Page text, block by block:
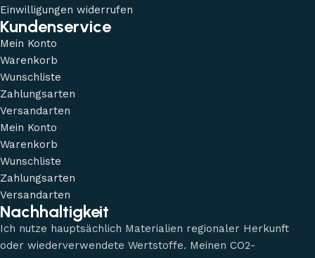
Einwilligungen widerrufen
Kundenservice
Mein Konto
Warenkorb
Wunschliste
Zahlungsarten
Versandarten
Mein Konto
Warenkorb
Wunschliste
Zahlungsarten
Versandarten
Nachhaltigkeit
Ich nutze hauptsächlich Materialien regionaler Herkunft
oder wiederverwendete Wertstoffe. Meinen CO2-